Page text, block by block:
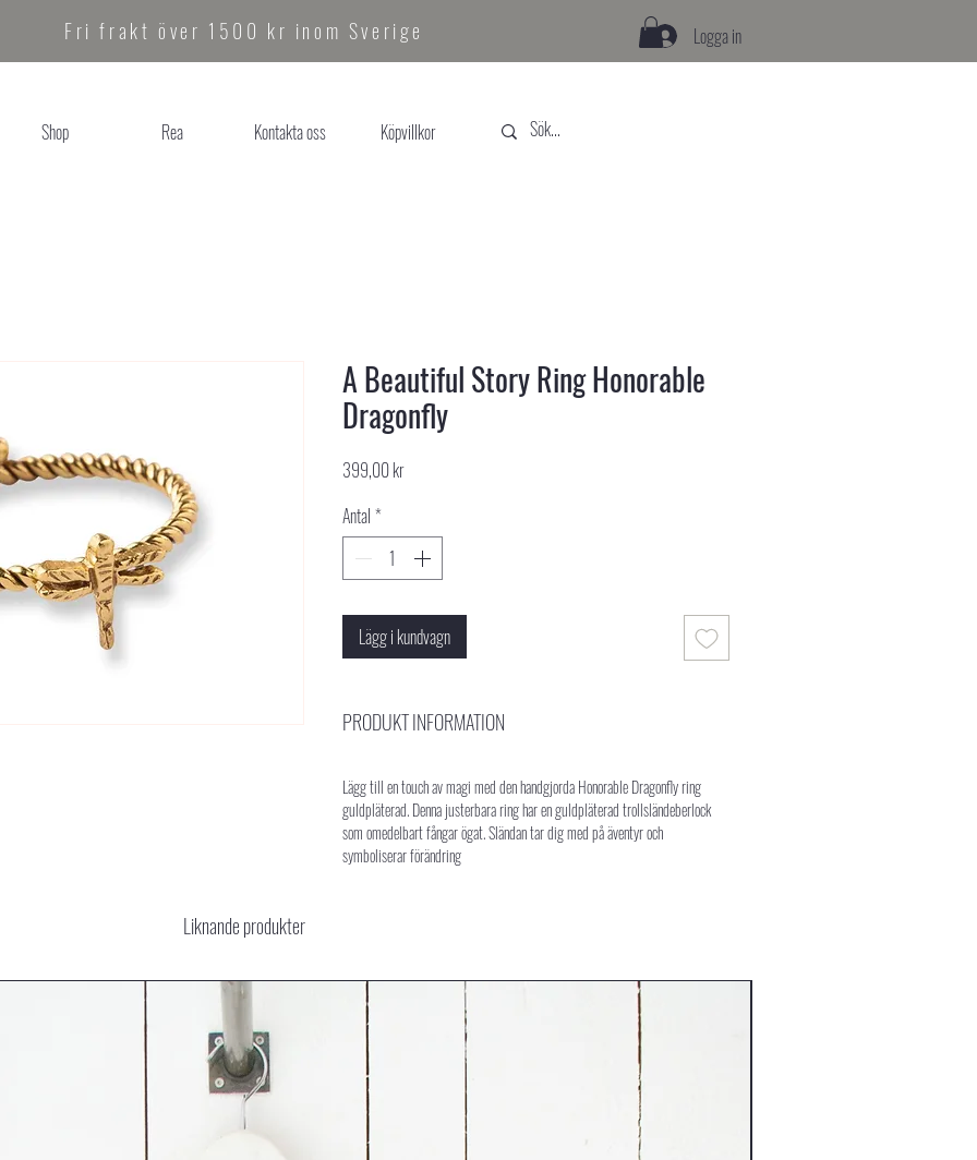
Fri frakt över 1500 kr inom Sverige Logga in
Shop Rea Kontakta oss Köpvillkor
A Beautiful Story Ring Honorable
Dragonfly
399,00 krPris
Antal *
Lägg i kundvagn
PRODUKT INFORMATION
Lägg till en touch av magi med den handgjorda Honorable Dragonfly ring
guldpläterad. Denna justerbara ring har en guldpläterad trollsländeberlock
som omedelbart fångar ögat. Sländan tar dig med på äventyr och
symboliserar förändring
Liknande produkter